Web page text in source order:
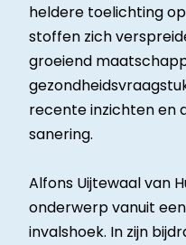
heldere toelichting op
stoffen zich
groeiend
recente inzichten en
sanering.
Alfons Uijtewaal van
onderwerp vanuit
invalshoek. In zijn